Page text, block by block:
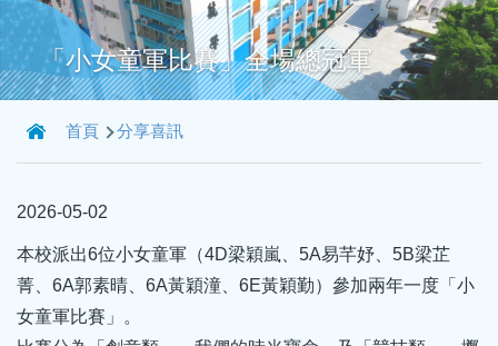
「小女童軍比賽」全場總冠軍
導
航
首頁 分享喜訊
2026-05-02
本校派出6位小女童軍（4D梁穎嵐、5A易芊妤、5B梁芷
菁、6A郭素晴、6A黃穎潼、6E黃穎勤）參加兩年一度「小
女童軍比賽」。